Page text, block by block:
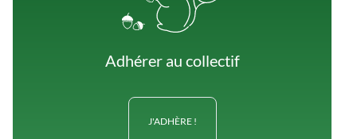
Adhérer au collectif
J'ADHÈRE !